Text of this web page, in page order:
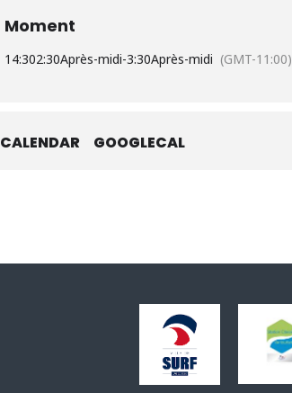
Moment
14:302:30Après-midi-3:30Après-midi (GMT-11:00)
CALENDAR GOOGLECAL